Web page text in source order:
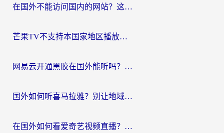
在国外不能访问国内的网站？这篇攻略帮你无缝连接家乡资源
芒果TV不支持本国家地区播放该怎么解决？海外党追剧看片的终极指南
网易云开通黑胶在国外能听吗？海外党亲测有效的回国听音乐方案
国外如何听喜马拉雅？别让地域限制，断了你的中文声音陪伴
在国外如何看爱奇艺视频直播？海外党亲测有效的回国加速器指南